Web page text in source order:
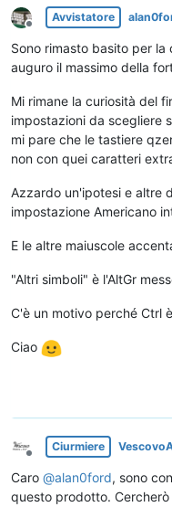
Non in linea
Avvistatore
Sono rimasto basito per
auguro il massimo della
Mi rimane la curiosità del
impostazioni da scegliere
mi pare che le tastiere
non con quei caratteri
Azzardo un'ipotesi e altre
impostazione Americano
E le altre maiuscole
"Altri simboli" è l'AltGr
C'è un motivo perché Ctrl
Ciao
Non in linea
Ciurmiere
Caro @alan0ford, sono
questo prodotto.